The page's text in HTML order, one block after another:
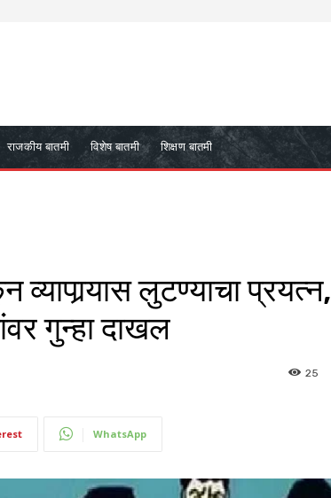
राजकीय बातमी विशेष बातमी शिक्षण बातमी
व्यापार्‍यास लुटण्याचा प्रयत्न,
गुन्हा दाखल
25
WhatsApp